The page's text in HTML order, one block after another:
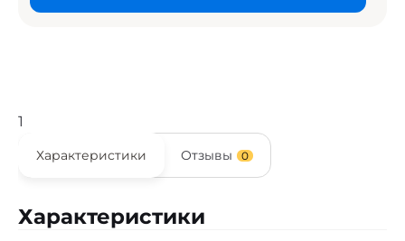
1
Характеристики Отзывы 0
Характеристики